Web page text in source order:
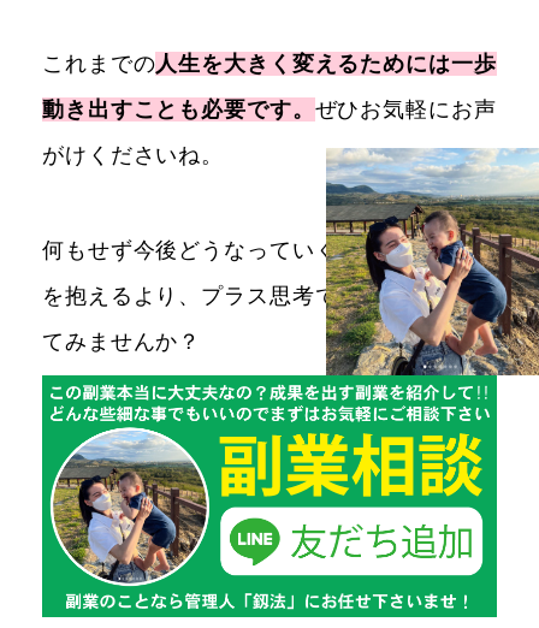
これまでの人生を大きく変えるためには一歩
動き出すことも必要です。 ぜひお気軽にお声
がけくださいね。
何もせず今後どうなっていくのだろうと不安
を抱えるより、プラス思考で高所得を目指し
てみませんか？